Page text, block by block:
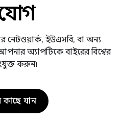
নেটওয়ার্ক, ইউএসবি, বা অন্য
অ্যাপটিকে বাইরের বিশ্বের
করুন৷
কাছে যান